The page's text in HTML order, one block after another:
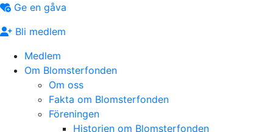
Ge en gåva
Bli medlem
Medlem
Om Blomsterfonden
Om oss
Fakta om Blomsterfonden
Föreningen
Historien om Blomsterfonden